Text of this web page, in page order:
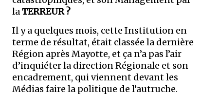
laTERREUR ?
Il y a quelques mois, cette Institution en
terme de résultat, était classée la dernière
Région après Mayotte, et ça n’a pas l’air
d’inquiéter la direction Régionale et son
encadrement, qui viennent devant les
Médias faire la politique de l’autruche.